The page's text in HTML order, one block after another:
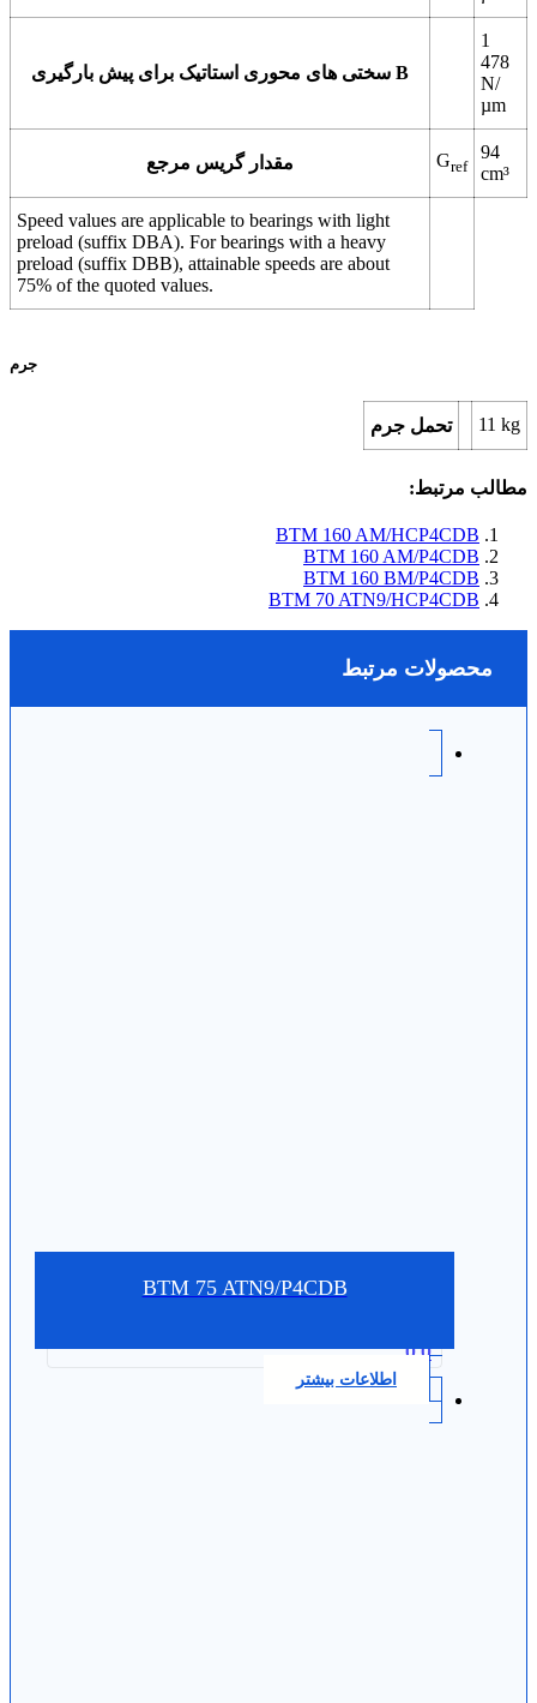
سختی های محوری استاتیک برای پیش بارگیری B
1
478
N/
µm
مقدار گریس مرجع Gref
94
cm³
Speed values are applicable to bearings with light
preload (suffix DBA). For bearings with a heavy
preload (suffix DBB), attainable speeds are about
75% of the quoted values.
جرم
تحمل جرم 11 kg
مطالب مرتبط:
BTM 160 AM/HCP4CDB
BTM 160 AM/P4CDB
BTM 160 BM/P4CDB
BTM 70 ATN9/HCP4CDB
محصولات مرتبط
BTM 75 ATN9/P4CDB
0.0
اطلاعات بیشتر